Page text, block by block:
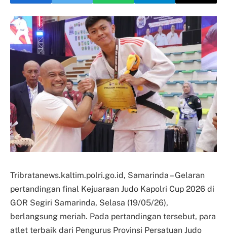
Tribratanews.kaltim.polri.go.id, Samarinda – Gelaran
pertandingan final Kejuaraan Judo Kapolri Cup 2026 di
GOR Segiri Samarinda, Selasa (19/05/26),
berlangsung meriah. Pada pertandingan tersebut, para
atlet terbaik dari Pengurus Provinsi Persatuan Judo